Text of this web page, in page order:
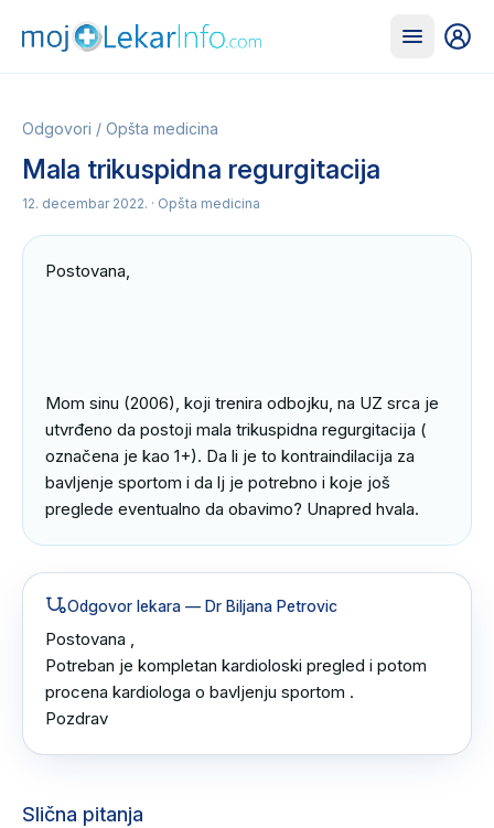
Odgovori / Opšta medicina
Mala trikuspidna regurgitacija
12. decembar 2022. · Opšta medicina
Postovana,
Mom sinu (2006), koji trenira odbojku, na UZ srca je
utvrđeno da postoji mala trikuspidna regurgitacija (
označena je kao 1+). Da li je to kontraindilacija za
bavljenje sportom i da lj je potrebno i koje još
preglede eventualno da obavimo? Unapred hvala.
Odgovor lekara — Dr Biljana Petrovic
Postovana ,
Potreban je kompletan kardioloski pregled i potom
procena kardiologa o bavljenju sportom .
Pozdrav
Slična pitanja